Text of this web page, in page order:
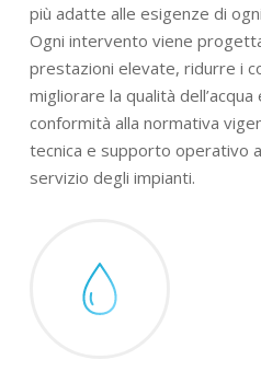
più adatte alle esigenze di
Ogni intervento viene
prestazioni elevate, ridurre i
migliorare la qualità dell’acqua
conformità alla normativa
tecnica e supporto operativo
servizio degli impianti.